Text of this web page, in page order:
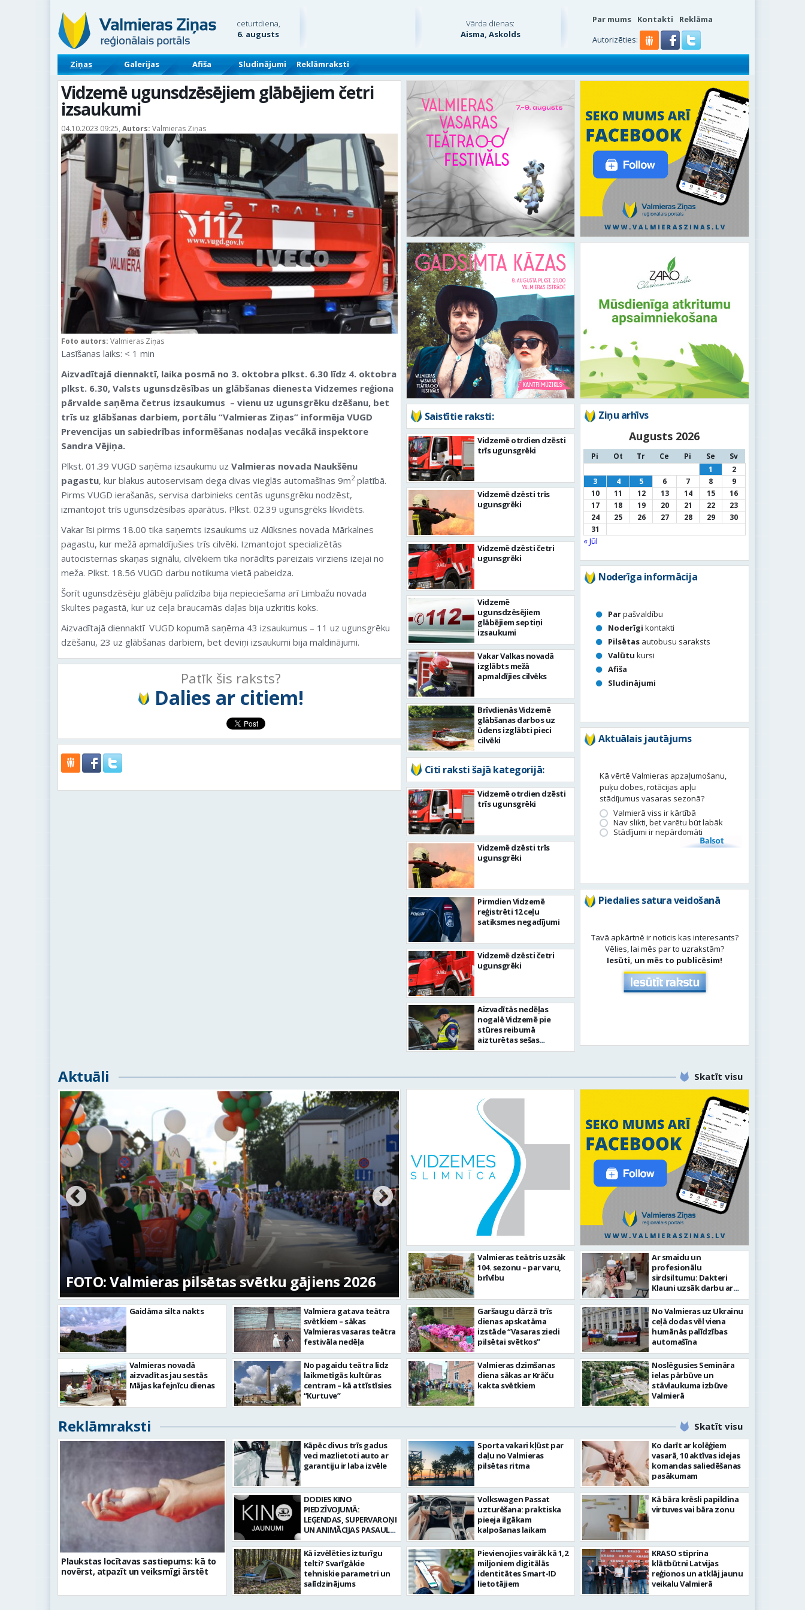
ceturtdiena,
6. augusts
Vārda dienas:
Aisma, Askolds
Par mums Kontakti
Reklāma
Autorizēties:
Ziņas Galerijas Afiša Sludinājumi Reklāmraksti
Vidzemē ugunsdzēsējiem glābējiem četri
izsaukumi
04.10.2023 09:25, Autors: Valmieras Ziņas
Foto autors: Valmieras Ziņas
Lasīšanas laiks: < 1 min
Aizvadītajā diennaktī, laika posmā no 3. oktobra plkst. 6.30 līdz 4. oktobra
plkst. 6.30, Valsts ugunsdzēsības un glābšanas dienesta Vidzemes reģiona
pārvalde saņēma četrus izsaukumus – vienu uz ugunsgrēku dzēšanu, bet
trīs uz glābšanas darbiem, portālu “Valmieras Ziņas” informēja VUGD
Prevencijas un sabiedrības informēšanas nodaļas vecākā inspektore
Sandra Vējiņa.
Plkst. 01.39 VUGD saņēma izsaukumu uz Valmieras novada Naukšēnu
pagastu, kur blakus autoservisam dega divas vieglās automašīnas 9m2platībā.
Pirms VUGD ierašanās, servisa darbinieks centās ugunsgrēku nodzēst,
izmantojot trīs ugunsdzēsības aparātus. Plkst. 02.39 ugunsgrēks likvidēts.
Vakar īsi pirms 18.00 tika saņemts izsaukums uz Alūksnes novada Mārkalnes
pagastu, kur mežā apmaldījušies trīs cilvēki. Izmantojot specializētās
autocisternas skaņas signālu, cilvēkiem tika norādīts pareizais virziens izejai no
meža. Plkst. 18.56 VUGD darbu notikuma vietā pabeidza.
Šorīt ugunsdzēsēju glābēju palīdzība bija nepieciešama arī Limbažu novada
Skultes pagastā, kur uz ceļa braucamās daļas bija uzkritis koks.
Aizvadītajā diennaktī VUGD kopumā saņēma 43 izsaukumus – 11 uz ugunsgrēku
dzēšanu, 23 uz glābšanas darbiem, bet deviņi izsaukumi bija maldinājumi.
Patīk šis raksts?
Dalies ar citiem!
Saistītie raksti:
Vidzemē otrdien dzēsti
trīs ugunsgrēki
Vidzemē dzēsti trīs
ugunsgrēki
Vidzemē dzēsti četri
ugunsgrēki
Vidzemē
ugunsdzēsējiem
glābējiem septiņi
izsaukumi
Vakar Valkas novadā
izglābts mežā
apmaldījies cilvēks
Brīvdienās Vidzemē
glābšanas darbos uz
ūdens izglābti pieci
cilvēki
Citi raksti šajā kategorijā:
Vidzemē otrdien dzēsti
trīs ugunsgrēki
Vidzemē dzēsti trīs
ugunsgrēki
Pirmdien Vidzemē
reģistrēti 12 ceļu
satiksmes negadījumi
Vidzemē dzēsti četri
ugunsgrēki
Aizvadītās nedēļas
nogalē Vidzemē pie
stūres reibumā
aizturētas sešas
personas
Ziņu arhīvs
Augusts 2026
Pi Ot Tr Ce Pi Se
Sv
1
2
3
4 5 6 7 8
9
10
11 12 13 14 15
16
17
18 19 20 21 22
23
24
25 26 27 28 29
30
31
« Jūl
Noderīga informācija
Parpašvaldību
Noderīgi kontakti
Pilsētas autobusu saraksts
Valūtu kursi
Afiša
Sludinājumi
Aktuālais jautājums
Kā vērtē Valmieras apzaļumošanu,
puķu dobes, rotācijas apļu
stādījumus vasaras sezonā?
Valmierā viss ir kārtībā
Nav slikti, bet varētu būt labāk
Stādījumi ir nepārdomāti
Balsot
Piedalies satura veidošanā
Tavā apkārtnē ir noticis kas interesants?
Vēlies, lai mēs par to uzrakstām?
Iesūti, un mēs to publicēsim!
Aktuāli Skatīt visu
Valmieras svētku nedēļā Kazu krācēs atklāj
skulptūru “Kaza”
Valmierā turpinās īstenot nozīmīgus ielu
infrastruktūras investīciju projektus
Gaidāma silta nakts
Valmieras novadā
aizvadītas jau sestās
Mājas kafejnīcu dienas
Valmiera gatava teātra
svētkiem – sākas
Valmieras vasaras teātra
festivāla nedēļa
No pagaidu teātra līdz
laikmetīgās kultūras
centram – kā attīstīsies
“Kurtuve”
Valmieras teātris uzsāk
104. sezonu – par varu,
brīvību
Garšaugu dārzā trīs
dienas apskatāma
izstāde “Vasaras ziedi
pilsētai svētkos”
Valmieras dzimšanas
diena sākas ar Krāču
kakta svētkiem
Ar smaidu un
profesionālu
sirdsiltumu: Dakteri
Klauni uzsāk darbu ar
senioriem Vidzemes
slimnīcā
No Valmieras uz Ukrainu
ceļā dodas vēl viena
humānās palīdzības
automašīna
Noslēgusies Semināra
ielas pārbūve un
stāvlaukuma izbūve
Valmierā
Reklāmraksti Skatīt visu
Plaukstas locītavas sastiepums: kā to
novērst, atpazīt un veiksmīgi ārstēt
Kāpēc divus trīs gadus
veci mazlietoti auto ar
garantiju ir laba izvēle
DODIES KINO
PIEDZĪVOJUMĀ:
LEĢENDAS, SUPERVAROŅI
UN ANIMĀCIJAS PASAULE
3D CINEMA
Kā izvēlēties izturīgu
telti? Svarīgākie
tehniskie parametri un
salīdzinājums
Sporta vakari kļūst par
daļu no Valmieras
pilsētas ritma
Volkswagen Passat
uzturēšana: praktiska
pieeja ilgākam
kalpošanas laikam
Pievienojies vairāk kā 1,2
miljoniem digitālās
identitātes Smart-ID
lietotājiem
Ko darīt ar kolēģiem
vasarā, 10 aktīvas idejas
komandas saliedēšanas
pasākumam
Kā bāra krēsli papildina
virtuves vai bāra zonu
KRASO stiprina
klātbūtni Latvijas
reģionos un atklāj jaunu
veikalu Valmierā